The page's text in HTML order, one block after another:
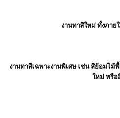
งานทาสีใหม่ ทั้งภาย
งานทาสีเฉพาะงานพิเศษ เช่น สีย้อมไม้
ใหม่ หรือ